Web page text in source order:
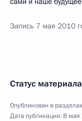
Запись 7 мая 2010
Статус материала
Опубликован в
Дата публикации:8 мая